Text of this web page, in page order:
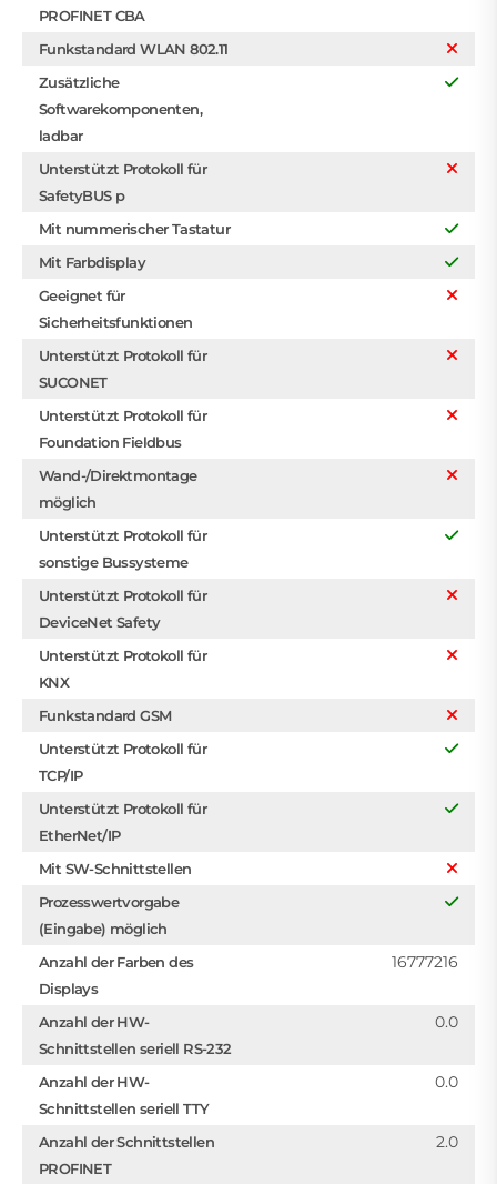
PROFINET CBA
Funkstandard WLAN 802.11
Zusätzliche
Softwarekomponenten,
ladbar
Unterstützt Protokoll für
SafetyBUS p
Mit nummerischer Tastatur
Mit Farbdisplay
Geeignet für
Sicherheitsfunktionen
Unterstützt Protokoll für
SUCONET
Unterstützt Protokoll für
Foundation Fieldbus
Wand-/Direktmontage
möglich
Unterstützt Protokoll für
sonstige Bussysteme
Unterstützt Protokoll für
DeviceNet Safety
Unterstützt Protokoll für
KNX
Funkstandard GSM
Unterstützt Protokoll für
TCP/IP
Unterstützt Protokoll für
EtherNet/IP
Mit SW-Schnittstellen
Prozesswertvorgabe
(Eingabe) möglich
Anzahl der Farben des
Displays
16777216
Anzahl der HW-
Schnittstellen seriell RS-232
0.0
Anzahl der HW-
Schnittstellen seriell TTY
0.0
Anzahl der Schnittstellen
PROFINET
2.0